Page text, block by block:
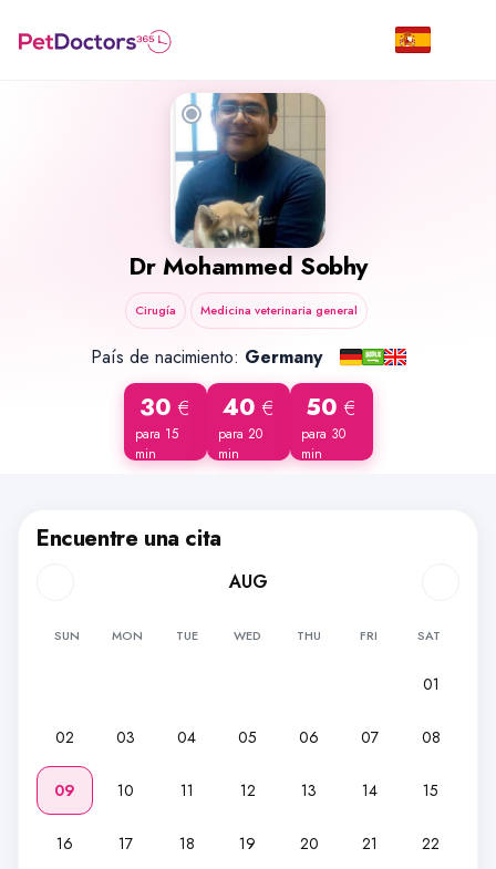
Dr Mohammed Sobhy
Cirugía Medicina veterinaria general
País de nacimiento: Germany
30 €
para 15
min
40 €
para 20
min
50 €
para 30
min
Encuentre una cita
AUG
SUN MON TUE WED THU FRI SAT
01
02 03 04 05 06 07 08
09 10 11 12 13 14 15
16 17 18 19 20 21 22